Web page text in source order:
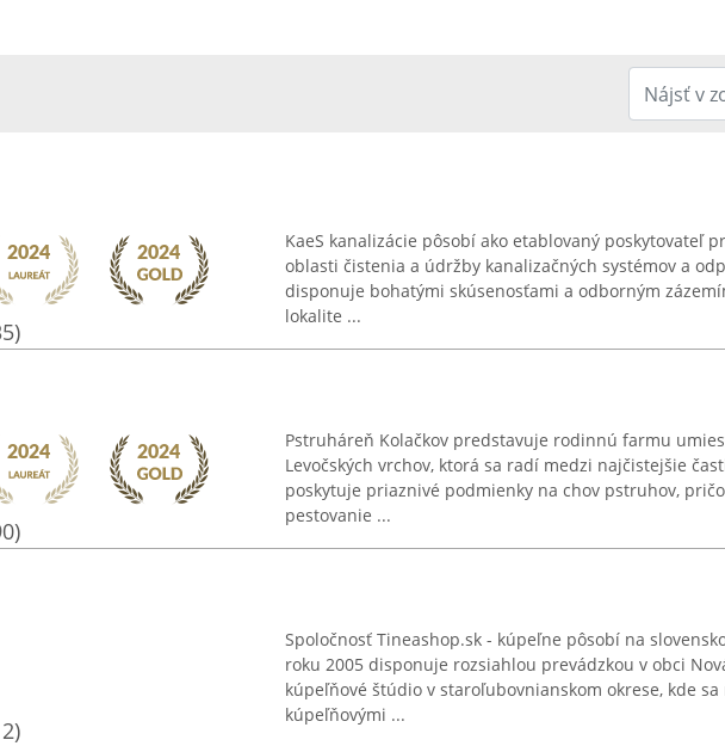
KaeS kanalizácie pôsobí ako etablovaný poskytovateľ
oblasti čistenia a údržby kanalizačných systémov a
disponuje bohatými skúsenosťami a odborným
lokalite ...
Pstruháreň Kolačkov predstavuje rodinnú farmu
Levočských vrchov, ktorá sa radí medzi najčistejšie
poskytuje priaznivé podmienky na chov pstruhov,
pestovanie ...
Spoločnosť Tineashop.sk - kúpeľne pôsobí na
roku 2005 disponuje rozsiahlou prevádzkou v obci
kúpeľňové štúdio v staroľubovnianskom okrese, kde
kúpeľňovými ...